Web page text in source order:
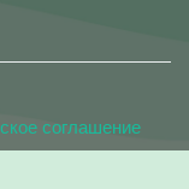
соглашение